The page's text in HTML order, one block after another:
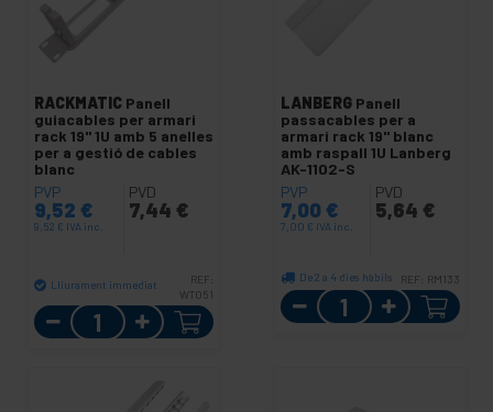
RACKMATIC Panell
guiacables per armari
rack 19" 1U amb 5 anelles
per a gestió de cables
blanc
PVP
9,52 €
9,52 € IVA inc.
PVD
7,44 €
Lliurament immediat
REF:
WT051
Quantitat
LANBERG Panell
passacables per a
armari rack 19" blanc
amb raspall 1U Lanberg
AK-1102-S
PVP
7,00 €
7,00 € IVA inc.
PVD
5,64 €
De 2 a 4 dies hàbils REF: RM133
Quantitat